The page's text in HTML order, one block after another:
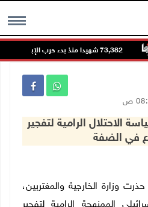
MENU 73,382 شهيدا منذ بدء حرب الإبادة على قطاع غزة
الاحتلال الرامية لتفجير
في الضفة
12-9-2025 وفا- حذرت وزارة الخارجية والمغتربين،
الممنهجة الرامية لتفجير